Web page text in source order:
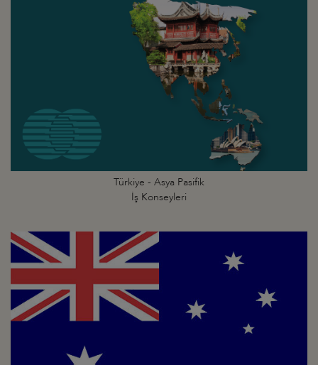
Türkiye - Asya Pasifik
İş Konseyleri